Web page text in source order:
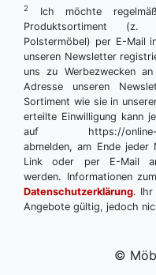
2
Ich möchte
Produktsortiment (z.
Polstermöbel) per E-Mail
unseren Newsletter
uns zu Werbezwecken
Adresse unseren
Sortiment wie sie in
erteilte Einwilligung kann
auf https://online-
abmelden, am Ende
Link oder per E-Mail
werden. Informationen
Datenschutzerklärung. Ihr
Angebote gültig, jedoch
©